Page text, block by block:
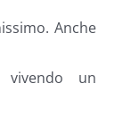
Anche
un